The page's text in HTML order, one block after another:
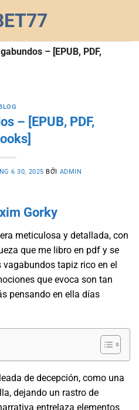
– [EPUB, PDF,
– [EPUB, PDF,
6 30, 2025 BỞI ADMIN
Gorky
meticulosa y detallada, con
que me libro en pdf y se
vagabundos tapiz rico en el
que evoca son tan
pensando en ella días
de decepción, como una
dejando un rastro de
entrelaza elementos